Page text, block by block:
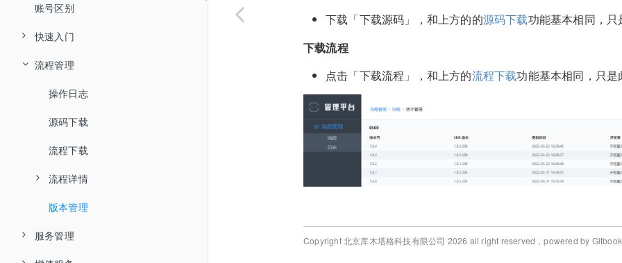
基本概念
变量
容器组件
正则表达式
通配符
关键字
运算符
逻辑表达式
流程逻辑
判断
等待
循环
数据类型
组件使用
流程案例
流程案例
流程示例
自己的库
加入的库
浏览器插件
谷歌 Chrome
Microsoft Edge
360 安全浏览器
火狐 Firefox
元素探测
选择元素
智能抓取
运行
调试
日志
组件日志
发布
属性变量
基本属性
执行状态
全局变量
个人中心
个人中心
设置
快捷键
常见问题
安装
登录
退出登录时内容加载慢
运行
基础
发布
元素
赋值
输出日志
备注
等待
随机等待
执行命令行
屏幕分辨率
执行扩展库
释放流程资源
点击元素
偏移点击
鼠标点击
鼠标位置
鼠标拖拽
移动鼠标
鼠标悬停
偏移悬停
左键按下
流程控制
if 假如
if else 假如...否则
while 条件循环
until 条件循环
for 计次循环
for each 循环
continue 跳至下次循环
break 跳出循环
元素
元素赋值
结构化数据（Windows）
智能抓取
元素坐标
提取元素文本
提取元素属性
设置元素属性
文本时间
截取文本
提取文本
替换文本
计算文本长度
去除前后空格
转为大写字母
网页
打开网址
激活浏览器窗口
等待网页加载完成
停止加载网页
网页信息
消息通知
信息对话框
文本对话框
选择文件
浏览文件夹
表单
创建表单
说明文字
文本框
Excel
打开 Excel
关闭 Excel
剪切板
写入剪切板
图片
账号区别
快速入门
登录
界面介绍
流程页面
日志页面
流程分享
源码分享
流程管理
操作日志
源码下载
流程下载
流程详情
流程详情
用户管理
版本管理
服务管理
下载「下载源码」，和上方的的源码下载功能基本相同，
下载流程
点击「下载流程」，和上方的流程下载功能基本相同，只
Copyright 北京库木塔格科技有限公司 2026 all right reserved，powered by Gitbook